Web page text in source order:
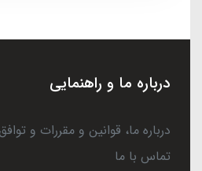
درباره ما و راهنمایی
درباره ما، قوانین و مقررات و
تماس با ما